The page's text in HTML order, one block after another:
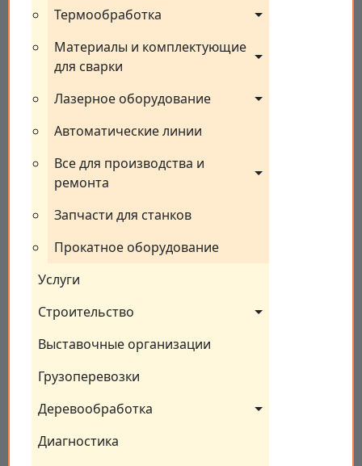
Термообработка
Материалы и комплектующие
для сварки
Лазерное оборудование
Автоматические линии
Все для производства и
ремонта
Запчасти для станков
Прокатное оборудование
Услуги
Строительство
Выставочные организации
Грузоперевозки
Деревообработка
Диагностика